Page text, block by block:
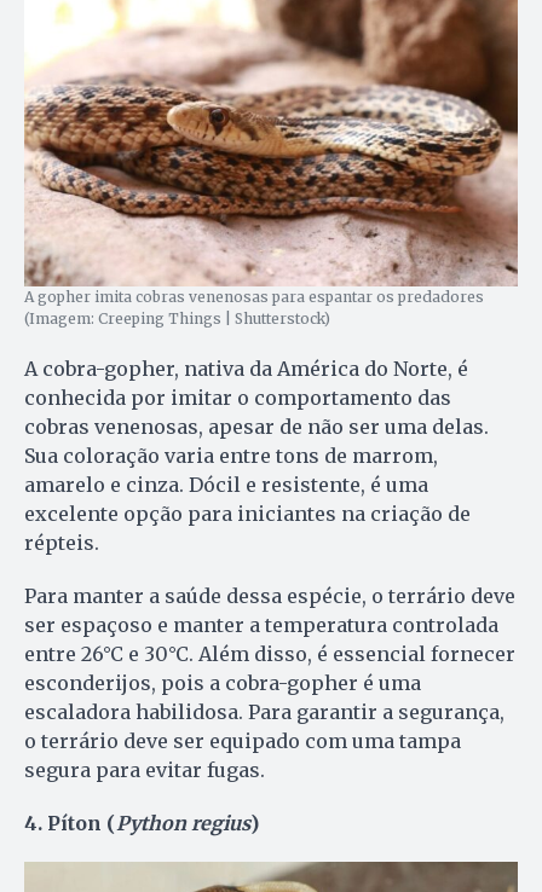
A gopher imita cobras venenosas para espantar os predadores
(Imagem: Creeping Things | Shutterstock)
A cobra-gopher, nativa da América do Norte, é
conhecida por imitar o comportamento das
cobras venenosas, apesar de não ser uma delas.
Sua coloração varia entre tons de marrom,
amarelo e cinza. Dócil e resistente, é uma
excelente opção para iniciantes na criação de
répteis.
Para manter a saúde dessa espécie, o terrário deve
ser espaçoso e manter a temperatura controlada
entre 26°C e 30°C. Além disso, é essencial fornecer
esconderijos, pois a cobra-gopher é uma
escaladora habilidosa. Para garantir a segurança,
o terrário deve ser equipado com uma tampa
segura para evitar fugas.
4. Píton ( Python regius)